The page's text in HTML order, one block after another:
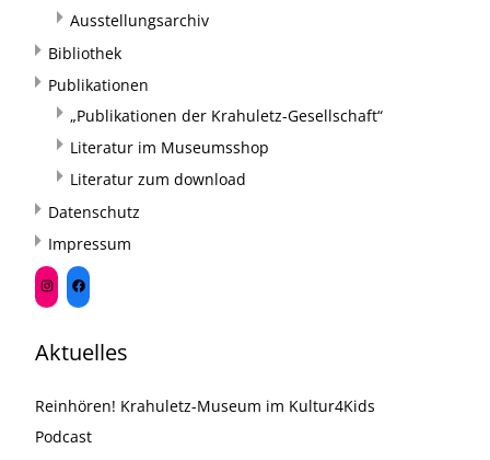
Ausstellungsarchiv
Bibliothek
Publikationen
„Publikationen der Krahuletz-Gesellschaft“
Literatur im Museumsshop
Literatur zum download
Datenschutz
Impressum
Aktuelles
Reinhören! Krahuletz-Museum im Kultur4Kids
Podcast